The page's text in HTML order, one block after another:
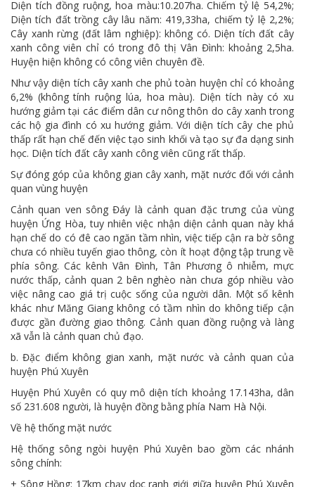
Diện tích đồng ruộng, hoa màu:10.207ha. Chiếm tỷ lệ 54,2%;
Diện tích đất trồng cây lâu năm: 419,33ha, chiếm tỷ lệ 2,2%;
Cây xanh rừng (đất lâm nghiệp): không có. Diện tích đất cây
xanh công viên chỉ có trong đô thị Vân Đình: khoảng 2,5ha.
Huyện hiện không có công viên chuyên đề.
Như vậy diện tích cây xanh che phủ toàn huyện chỉ có khoảng
6,2% (không tính ruộng lúa, hoa màu). Diện tích này có xu
hướng giảm tại các điểm dân cư nông thôn do cây xanh trong
các hộ gia đình có xu hướng giảm. Với diện tích cây che phủ
thấp rất hạn chế đến việc tạo sinh khối và tạo sự đa dạng sinh
học. Diện tích đất cây xanh công viên cũng rất thấp.
Sự đóng góp của không gian cây xanh, mặt nước đối với cảnh
quan vùng huyện
Cảnh quan ven sông Đáy là cảnh quan đặc trưng của vùng
huyện Ứng Hòa, tuy nhiên việc nhận diện cảnh quan này khá
hạn chế do có đê cao ngăn tầm nhìn, việc tiếp cận ra bờ sông
chưa có nhiều tuyến giao thông, còn ít hoạt động tập trung về
phía sông. Các kênh Vân Đình, Tân Phương ô nhiễm, mực
nước thấp, cảnh quan 2 bên nghèo nàn chưa góp nhiều vào
việc nâng cao giá trị cuộc sống của người dân. Một số kênh
khác như Măng Giang không có tầm nhìn do không tiếp cận
được gần đường giao thông. Cảnh quan đồng ruộng và làng
xã vẫn là cảnh quan chủ đạo.
b. Đặc điểm không gian xanh, mặt nước và cảnh quan của
huyện Phú Xuyên
Huyện Phú Xuyên có quy mô diện tích khoảng 17.143ha, dân
số 231.608 người, là huyện đồng bằng phía Nam Hà Nội.
Về hệ thống mặt nước
Hệ thống sông ngòi huyện Phú Xuyên bao gồm các nhánh
sông chính:
+ Sông Hồng: 17km chạy dọc ranh giới giữa huyện Phú Xuyên